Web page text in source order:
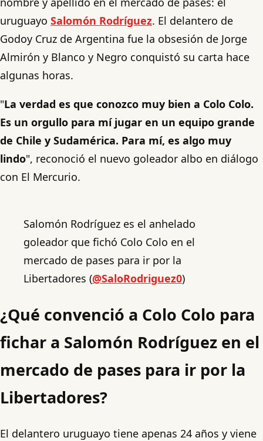
uruguayo Salomón Rodríguez. El delantero de
Godoy Cruz de Argentina fue la obsesión de Jorge
Almirón y Blanco y Negro conquistó su carta hace
algunas horas.
"La verdad es que conozco muy bien a Colo Colo.
Es un orgullo para mí jugar en un equipo grande
de Chile y Sudamérica. Para mí, es algo muy
lindo", reconoció el nuevo goleador albo en diálogo
con El Mercurio.
Salomón Rodríguez es el anhelado
goleador que fichó Colo Colo en el
mercado de pases para ir por la
Libertadores (@SaloRodriguez0)
¿Qué convenció a Colo Colo para
fichar a Salomón Rodríguez en el
mercado de pases para ir por la
Libertadores?
El delantero uruguayo tiene apenas 24 años y viene